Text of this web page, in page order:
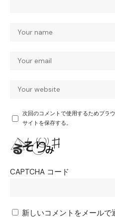
次回のコメントで使用するためブラ
サイトを保存する。
CAPTCHA コード
新しいコメントをメールで